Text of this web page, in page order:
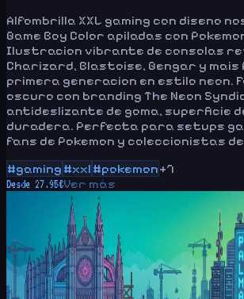
Alfombrilla XXL gaming con diseno
Game Boy Color apiladas con
Ilustracion vibrante de consolas
Charizard, Blastoise, Gengar y mais
primera generacion en estilo neon.
oscuro con branding The Neon
antideslizante de goma, superficie
duradera. Perfecta para setups
fans de Pokemon y coleccionistas
#gaming #xxl #pokemon+7
Desde 27.95€Ver más